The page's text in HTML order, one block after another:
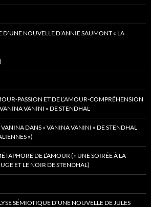
D’UNE NOUVELLE D’ANNIE SAUMONT « LA
PASSION ET DE L’AMOUR-COMPRÉHENSION
VANINI » DE STENDHAL
VANINA DANS « VANINA VANINI » DE STENDHAL
»)
DE L’AMOUR (« UNE SOIRÉE À LA
ET LE NOIR DE STENDHAL)
SÉMIOTIQUE D’UNE NOUVELLE DE JULES